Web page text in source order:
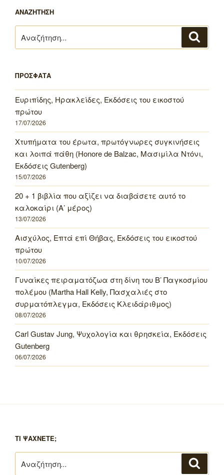
ΑΝΑΖΗΤΗΣΗ
για:
ΠΡΟΣΦΑΤΑ
Ευριπίδης, Ηρακλείδες, Εκδόσεις του εικοστού
πρώτου
17/07/2026
Χτυπήματα του έρωτα, πρωτόγνωρες συγκινήσεις
και λοιπά πάθη (Honore de Balzac, Μασιμίλα Ντόνι,
Εκδόσεις Gutenberg)
15/07/2026
20 + 1 βιβλία που αξίζει να διαβάσετε αυτό το
καλοκαίρι (Α’ μέρος)
13/07/2026
Αισχύλος, Επτά επί Θήβας, Εκδόσεις του εικοστού
πρώτου
10/07/2026
Γυναίκες πειραματόζωα στη δίνη του Β’ Παγκοσμίου
πολέμου (Martha Hall Kelly, Πασχαλιές στο
συρματόπλεγμα, Εκδόσεις Κλειδάριθμος)
08/07/2026
Carl Gustav Jung, Ψυχολογία και θρησκεία, Εκδόσεις
Gutenberg
06/07/2026
ΤΙ ΨΑΧΝΕΤΕ;
για: